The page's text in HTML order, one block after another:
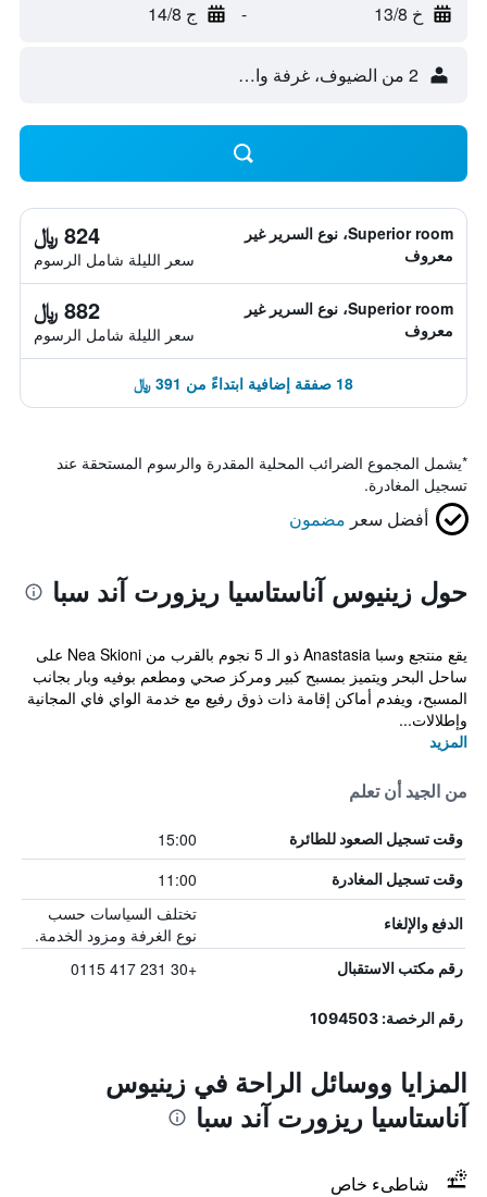
خ 13/8 - ج 14/8
2 من الضيوف، غرفة واحدة
Superior room، نوع السرير غير
معروف
824 ﷼
سعر الليلة شامل الرسوم
Superior room، نوع السرير غير
معروف
882 ﷼
سعر الليلة شامل الرسوم
18 صفقة إضافية ابتداءً من 391 ﷼
*يشمل المجموع الضرائب المحلية المقدرة والرسوم المستحقة عند
تسجيل المغادرة.
أفضل سعر مضمون
حول زينيوس آناستاسيا ريزورت آند سبا
يقع منتجع وسبا Anastasia ذو الـ 5 نجوم بالقرب من Nea Skioni على
ساحل البحر ويتميز بمسبح كبير ومركز صحي ومطعم بوفيه وبار بجانب
المسبح، ويفدم أماكن إقامة ذات ذوق رفيع مع خدمة الواي فاي المجانية
وإطلالات...
المزيد
من الجيد أن تعلم
وقت تسجيل الصعود للطائرة 15:00
وقت تسجيل المغادرة 11:00
الدفع والإلغاء
تختلف السياسات حسب
نوع الغرفة ومزود الخدمة.
رقم مكتب الاستقبال +30 231 417 0115
رقم الرخصة: 1094503
المزايا ووسائل الراحة في زينيوس
آناستاسيا ريزورت آند سبا
شاطىء خاص